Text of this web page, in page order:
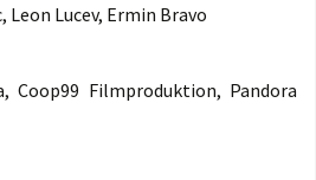
Leon Lucev, Ermin Bravo
Coop99 Filmproduktion, Pandora